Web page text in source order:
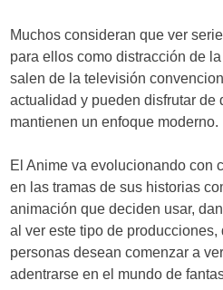
Muchos consideran que ver
para ellos como distracción de
salen de la televisión
actualidad y pueden disfrutar de
mantienen un enfoque moderno.
El Anime va evolucionando con
en las tramas de sus historias
animación que deciden usar,
al ver este tipo de producciones,
personas desean comenzar a
adentrarse en el mundo de